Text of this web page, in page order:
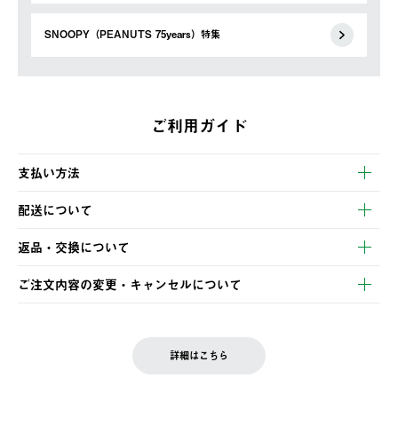
SNOOPY（PEANUTS 75years）特集
ご利用ガイド
支払い方法
以下のいずれかの方法でお支払いいただけます。
・クレジットカード決済
・コンビニ決済
・Pay-easy決済
配送について
【発送スケジュール】
ご注文・ご入金完了より2営業日以内に商品を発送いたします。
土日祝の発送はございませんので、木曜日以降のご注文は週明け
の発送となる場合がございます。
返品・交換について
※お客様都合の場合
お客様都合の返品にかかる送料は、お客様ご負担とさせていただ
ご注文内容の変更・キャンセルについて
LOGOS FAMILY会員の方は、会員マイページ内 購入履歴画面に
詳細はこちら